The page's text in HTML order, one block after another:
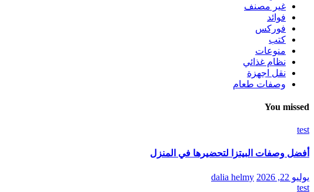
غير مصنف
فوائد
فوركس
كتب
منوعات
نظام غذائي
نقل اجهزة
وصفات طعام
You missed
test
أفضل وصفات البيتزا لتحضيرها في المنزل
يوليو 22, 2026
dalia helmy
test